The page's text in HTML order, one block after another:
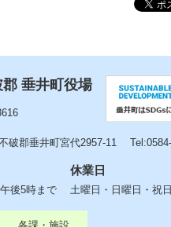
垂井町役場
破郡垂井町宮代2957-11
後5時まで
休業日
土曜日・日曜日・祝